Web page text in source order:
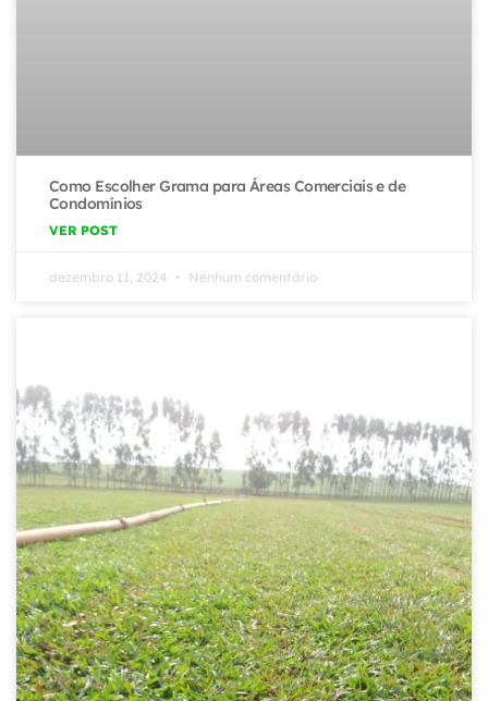
Como Escolher Grama para Áreas Comerciais e de
Condomínios
VER POST
dezembro 11, 2024 Nenhum comentário